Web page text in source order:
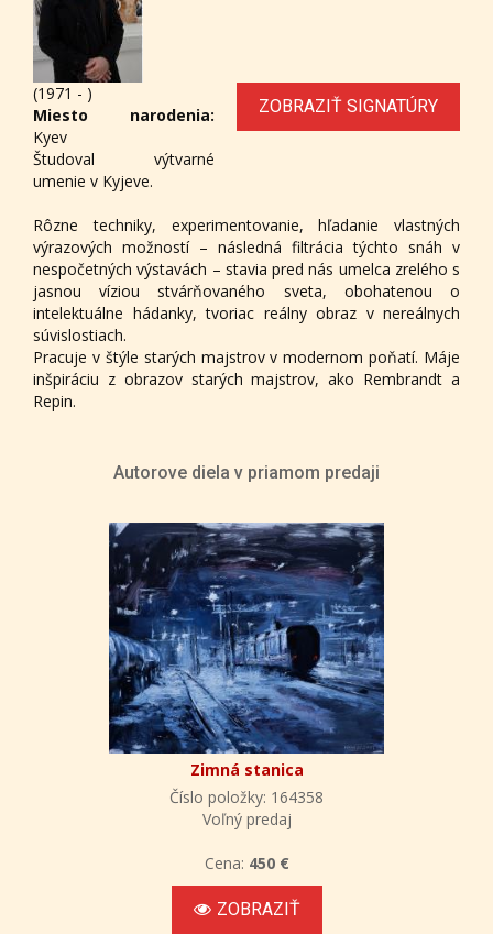
ZOBRAZIŤ SIGNATÚRY
(1971 - )
Miesto narodenia:
Kyev
Študoval výtvarné
umenie v Kyjeve.
Rôzne techniky, experimentovanie, hľadanie vlastných
výrazových možností – následná filtrácia týchto snáh v
nespočetných výstavách – stavia pred nás umelca zrelého s
jasnou víziou stvárňovaného sveta, obohatenou o
intelektuálne hádanky, tvoriac reálny obraz v nereálnych
súvislostiach.
Pracuje v štýle starých majstrov v modernom poňatí. Máje
inšpiráciu z obrazov starých majstrov, ako Rembrandt a
Repin.
Autorove diela v priamom predaji
Zimná stanica
Číslo položky: 164358
Voľný predaj
Cena: 450 €
ZOBRAZIŤ